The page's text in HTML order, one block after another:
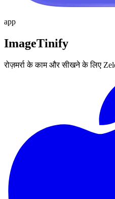
app
ImageTinify
रोज़मर्रा के काम और सीखने के लिए